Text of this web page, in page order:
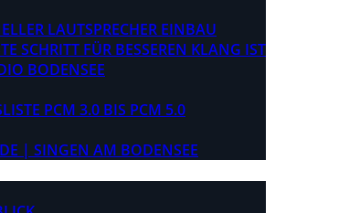
LAUTSPRECHER EINBAU
SCHRITT FÜR BESSEREN KLANG IST
BODENSEE
PCM 3.0 BIS PCM 5.0
| SINGEN AM BODENSEE